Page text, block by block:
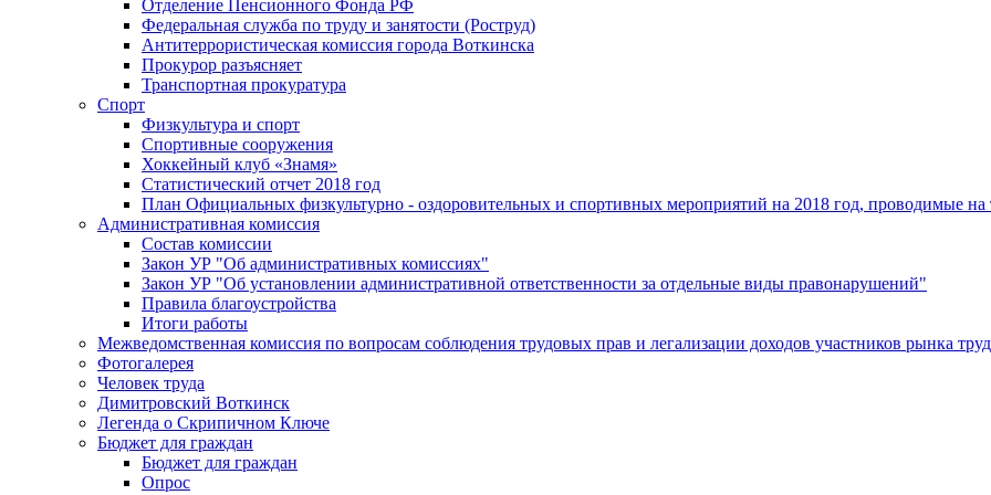
Отделение Пенсионного Фонда РФ
Федеральная служба по труду и занятости (Роструд)
Антитеррористическая комиссия города Воткинска
Прокурор разъясняет
Транспортная прокуратура
Спорт
Физкультура и спорт
Спортивные сооружения
Хоккейный клуб «Знамя»
Статистический отчет 2018 год
План Официальных физкультурно - оздоровительных и спортивных мероприятий на 2018 год, проводимые
Административная комиссия
Состав комиссии
Закон УР "Об административных комиссиях"
Закон УР "Об установлении административной ответственности за отдельные виды правонарушений"
Правила благоустройства
Итоги работы
Межведомственная комиссия по вопросам соблюдения трудовых прав и легализации доходов участников рынка
Фотогалерея
Человек труда
Димитровский Воткинск
Легенда о Скрипичном Ключе
Бюджет для граждан
Бюджет для граждан
Опрос